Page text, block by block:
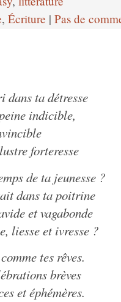
, Écriture | Pas de
dans ta détresse
indicible,
forteresse
de ta jeunesse ?
dans ta poitrine
et vagabonde
liesse et ivresse ?
tes rêves.
brèves
et éphémères.